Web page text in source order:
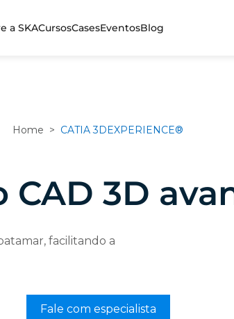
a SKACursosCasesEventosBlog
Home > CATIA 3DEXPERIENCE®
CAD 3D
facilitando a
Fale com especialista